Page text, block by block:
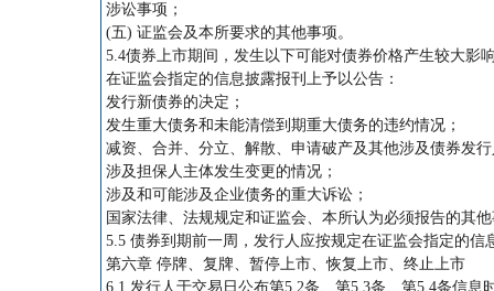
涉讼事项；
(五) 证监会及本所要求的其他事项。
5.4债券上市期间，发生以下可能对债券价格产生较大影
在证监会指定的信息披露报刊上予以公告：
发行新债券的决定；
发生重大债务和未能清偿到期重大债务的违约情况；
减资、合并、分立、解散、申请破产及其他涉及债券发
涉及担保人主体发生变更的情况；
涉及和可能涉及企业债务的重大诉讼；
国家法律、法规规定和证监会、本所认为必须报告的其
5.5 债券到期前一周，发行人应按规定在证监会指定的
第六章 停牌、复牌、暂停上市、恢复上市、终止上市
6.1 发行人于交易日公布第5.2条、第5.3条、第5.4条信